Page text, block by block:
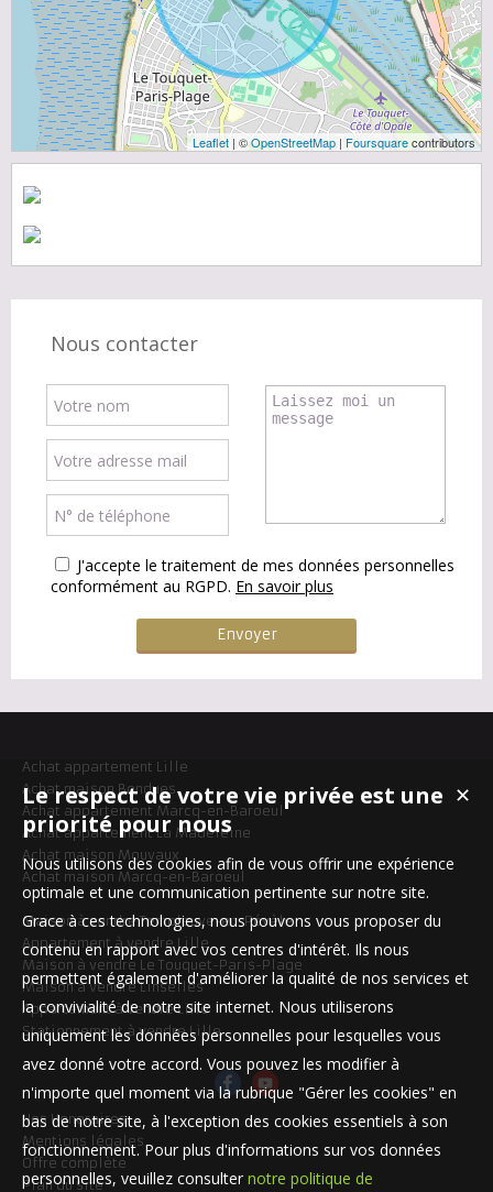
Leaflet | ©OpenStreetMap | Foursquarecontributors
Nous contacter
J'accepte le traitement de mes données personnelles
conformément au RGPD. En savoir plus
Achat appartement Lille
Achat maison Bondues
Achat appartement Marcq-en-Baroeul
Achat appartement La Madeleine
Achat maison Mouvaux
Achat maison Marcq-en-Baroeul
Maison à vendre Templeuve-en-Pévèle
Appartement à vendre Lille
Maison à vendre Le Touquet-Paris-Plage
Maison à vendre Linselles
Appartement à vendre Lille
Stationnement à vendre Lille
Nos Honoraires
Mentions légales
Offre complète
Plan du site
✕
Le respect de votre vie privée est une
priorité pour nous
Nous utilisons des cookies afin de vous offrir une expérience
optimale et une communication pertinente sur notre site.
Grace à ces technologies, nous pouvons vous proposer du
contenu en rapport avec vos centres d'intérêt. Ils nous
permettent également d'améliorer la qualité de nos services et
la convivialité de notre site internet. Nous utiliserons
uniquement les données personnelles pour lesquelles vous
avez donné votre accord. Vous pouvez les modifier à
n'importe quel moment via la rubrique "Gérer les cookies" en
bas de notre site, à l'exception des cookies essentiels à son
fonctionnement. Pour plus d'informations sur vos données
personnelles, veuillez consulter notre politique de